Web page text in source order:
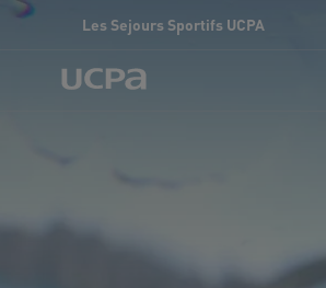
Les Sejours Sportifs UCPA